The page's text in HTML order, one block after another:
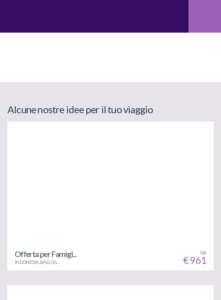
Alcune nostre idee per il tuo viaggio
DA
€ 961
Offerta per Famigl...
INDONESIA, BALI, GIL...